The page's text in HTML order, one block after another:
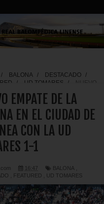
/ BALONA / DESTACADO
/
/ UD TOMARES /
NUEVO
LA UD TOMARES 1-1
EMPATE DE LA
EN EL CIUDAD DE
CON LA UD
1-1
16:47 BALONA
FEATURED UD TOMARES